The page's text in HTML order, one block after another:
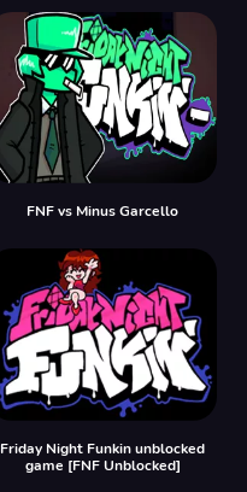
FNF vs Minus Garcello
Friday Night Funkin unblocked
game [FNF Unblocked]